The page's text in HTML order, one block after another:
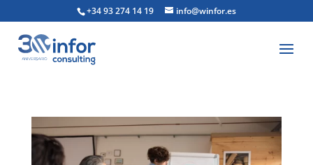
+34 93 274 14 19 info@winfor.es